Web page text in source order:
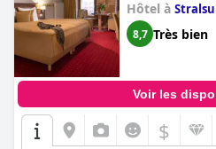
résumé, leStrandhotel Dünenmeer
exceptionnel et spécial dans un
une expérience de repos maximale.
Hôtel à
8,7 Très bien
Voir les
$